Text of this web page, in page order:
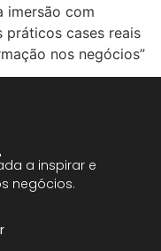
imersão com
cases reais
nos negócios”
a inspirar e
negócios.